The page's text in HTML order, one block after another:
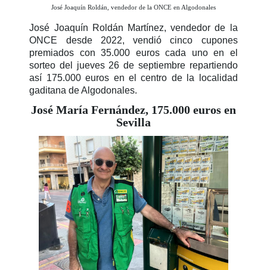
José Joaquín Roldán, vendedor de la ONCE en Algodonales
José Joaquín Roldán Martínez, vendedor de la
ONCE desde 2022, vendió cinco cupones
premiados con 35.000 euros cada uno en el
sorteo del jueves 26 de septiembre repartiendo
así 175.000 euros en el centro de la localidad
gaditana de Algodonales.
José María Fernández, 175.000 euros en
Sevilla